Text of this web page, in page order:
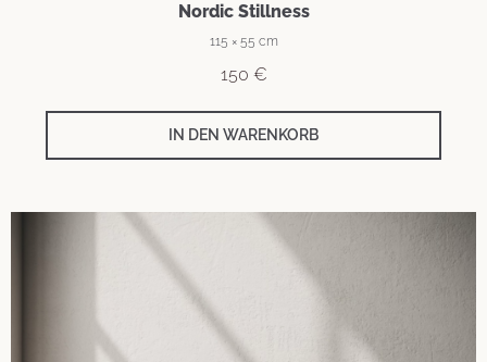
Nordic Stillness
115 × 55 cm
150 €
IN DEN WARENKORB